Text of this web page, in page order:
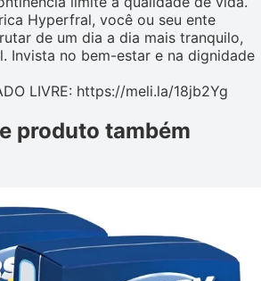
Hyperfral, você ou seu ente
de um dia a dia mais tranquilo,
Invista no bem-estar e na dignidade
LIVRE: https://meli.la/18jb2Yg
produto também